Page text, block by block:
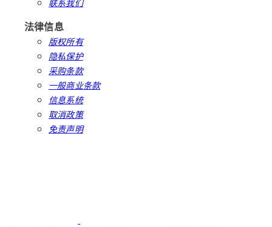
联系我们
法律信息
版权所有
隐私保护
采购条款
一般商业条款
信息系统
取消政策
免责声明